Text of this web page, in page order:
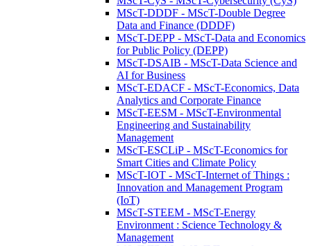
MScT-DDDF - MScT-Double Degree
Data and Finance (DDDF)
MScT-DEPP - MScT-Data and Economics
for Public Policy (DEPP)
MScT-DSAIB - MScT-Data Science and
AI for Business
MScT-EDACF - MScT-Economics, Data
Analytics and Corporate Finance
MScT-EESM - MScT-Environmental
Engineering and Sustainability
Management
MScT-ESCLiP - MScT-Economics for
Smart Cities and Climate Policy
MScT-IOT - MScT-Internet of Things :
Innovation and Management Program
(IoT)
MScT-STEEM - MScT-Energy
Environment : Science Technology &
Management